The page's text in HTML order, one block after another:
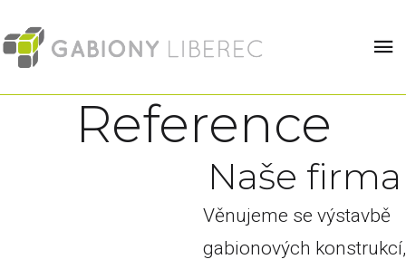
Reference
Naše firma
Věnujeme se výstavbě
gabionových konstrukcí,